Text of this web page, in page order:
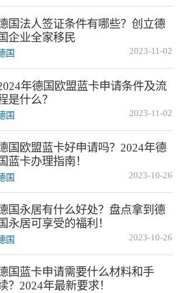
国法人签证条件有哪些？创立德
企业全家移民
2023-11-02
国
年德国欧盟蓝卡申请条件及流
是什么？
2023-11-02
国
国欧盟蓝卡好申请吗？2024年德
蓝卡办理指南！
2023-10-26
国
国永居有什么好处？盘点拿到德
永居可享受的福利！
2023-10-26
国
国蓝卡申请需要什么材料和手
？2024年最新要求！